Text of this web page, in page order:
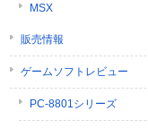
MSX
販売情報
ゲームソフトレビュー
PC-8801シリーズ